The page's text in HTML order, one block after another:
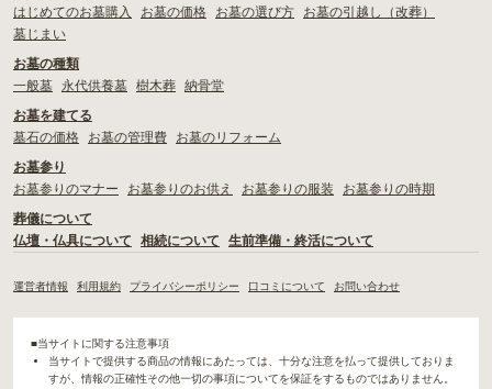
はじめてのお墓購入
お墓の価格 お墓の選び方
お墓の引越し（改葬）
墓じまい
お墓の種類
一般墓
永代供養墓 樹木葬 納骨堂
お墓を建てる
墓石の価格
お墓の管理費
お墓のリフォーム
お墓参り
お墓参りのマナー
お墓参りのお供え お墓参りの服装
お墓参りの時期
葬儀について
仏壇・仏具について
相続について 生前準備・終活について
運営者情報 利用規約 プライバシーポリシー 口コミについて お問い合わせ
■当サイトに関する注意事項
当サイトで提供する商品の情報にあたっては、十分な注意を払って提供しておりま
すが、情報の正確性その他一切の事項についてを保証をするものではありません。